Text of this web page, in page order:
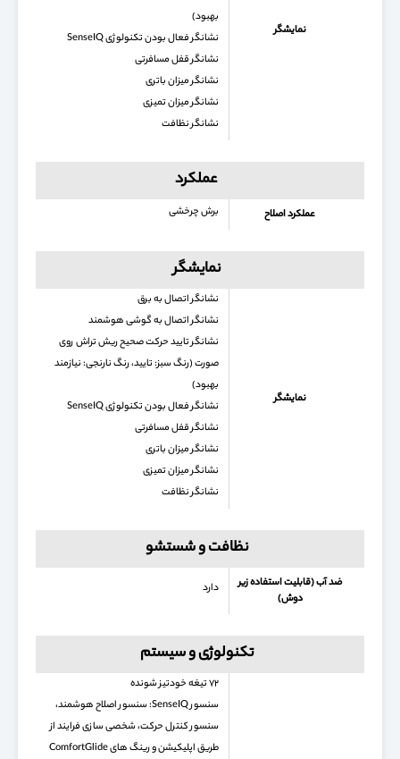
نمایشگر
بهبود)
نشانگر فعال بودن تکنولوژی SenseIQ
نشانگر قفل مسافرتی
نشانگر میزان باتری
نشانگر میزان تمیزی
نشانگر نظافت
عملکرد
عملکرد اصلاح برش چرخشی
نمایشگر
نمایشگر
نشانگر اتصال به برق
نشانگر اتصال به گوشی هوشمند
نشانگر تایید حرکت صحیح ریش تراش روی
صورت (رنگ سبز: تایید، رنگ نارنجی: نیازمند
بهبود)
نشانگر فعال بودن تکنولوژی SenseIQ
نشانگر قفل مسافرتی
نشانگر میزان باتری
نشانگر میزان تمیزی
نشانگر نظافت
نظافت و شستشو
ضد آب (قابلیت استفاده زیر
دوش)
دارد
تکنولوژی و سیستم
۷۲ تیغه خودتیز شونده
سنسور SenseIQ: سنسور اصلاح هوشمند،
سنسور کنترل حرکت، شخصی سازی فرایند از
طریق اپلیکیشن و رینگ های ComfortGlide